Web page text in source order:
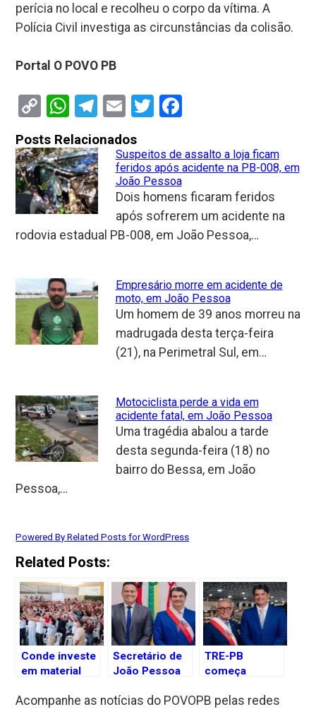
perícia no local e recolheu o corpo da vítima. A
Polícia Civil investiga as circunstâncias da colisão.
Portal O POVO PB
Copy
Link
WhatsApp
Telegram
EmailTwitter
Posts Relacionados
Suspeitos de assalto a loja ficam
feridos após acidente na PB-008, em
João Pessoa
Dois homens ficaram feridos
após sofrerem um acidente na
rodovia estadual PB-008, em João Pessoa,…
Empresário morre em acidente de
moto, em João Pessoa
Um homem de 39 anos morreu na
madrugada desta terça-feira
(21), na Perimetral Sul, em…
Motociclista perde a vida em
acidente fatal, em João Pessoa
Uma tragédia abalou a tarde
desta segunda-feira (18) no
bairro do Bessa, em João
Pessoa,…
Powered By Related Posts for WordPress
Related Posts:
Conde investe
em material
fortalecer
Secretário de
João Pessoa
disposição
TRE-PB
começa
ações contra
Acompanhe as notícias do POVOPB pelas redes